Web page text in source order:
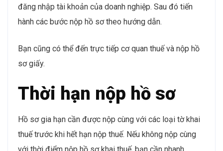
đăng nhập tài khoản của doanh nghiệp. Sau đó tiến
hành các bước nộp hồ sơ theo hướng dẫn.
Bạn cũng có thể đến trực tiếp cơ quan thuế và nộp hồ
sơ giấy.
Thời hạn nộp hồ sơ
Hồ sơ gia hạn cần được nộp cùng với các loại tờ khai
thuế trước khi hết hạn nộp thuế. Nếu không nộp cùng